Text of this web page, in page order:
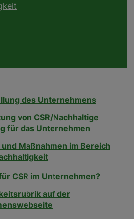
des Unternehmens
von CSR/Nachhaltige
für das Unternehmen
Maßnahmen im Bereich
CSR im Unternehmen?
auf der